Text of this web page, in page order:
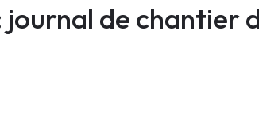
de chantier